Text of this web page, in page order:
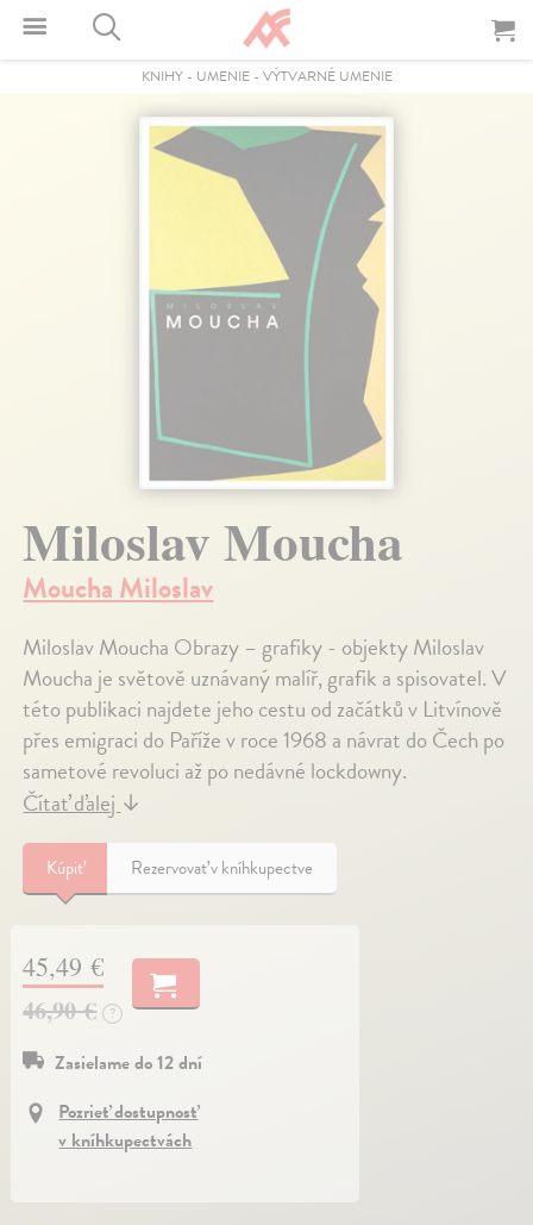
KNIHY- UMENIE- VÝTVARNÉ UMENIE
Miloslav Moucha
Moucha Miloslav
Miloslav Moucha Obrazy – grafiky - objekty Miloslav
Moucha je světově uznávaný malíř, grafik a spisovatel. V
této publikaci najdete jeho cestu od začátků v Litvínově
přes emigraci do Paříže v roce 1968 a návrat do Čech po
sametové revoluci až po nedávné lockdowny.
Čítať ďalej ↓
Kúpiť Rezervovať v kníhkupectve
45,49 €
46,90 €
?
Zasielame do 12 dní
Pozrieť dostupnosť
v kníhkupectvách